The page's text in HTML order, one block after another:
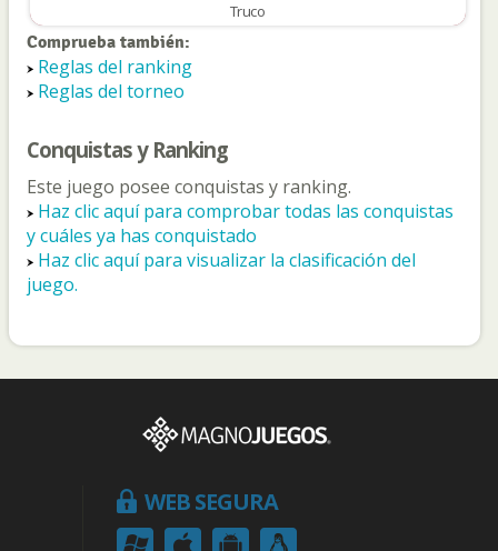
Truco
Comprueba también:
Reglas del ranking
Reglas del torneo
Conquistas y Ranking
Este juego posee conquistas y ranking.
Haz clic aquí para comprobar todas las conquistas
y cuáles ya has conquistado
Haz clic aquí para visualizar la clasificación del
juego.
WEB SEGURA